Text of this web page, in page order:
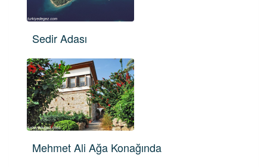
Sedir Adası
Mehmet Ali Ağa Konağında